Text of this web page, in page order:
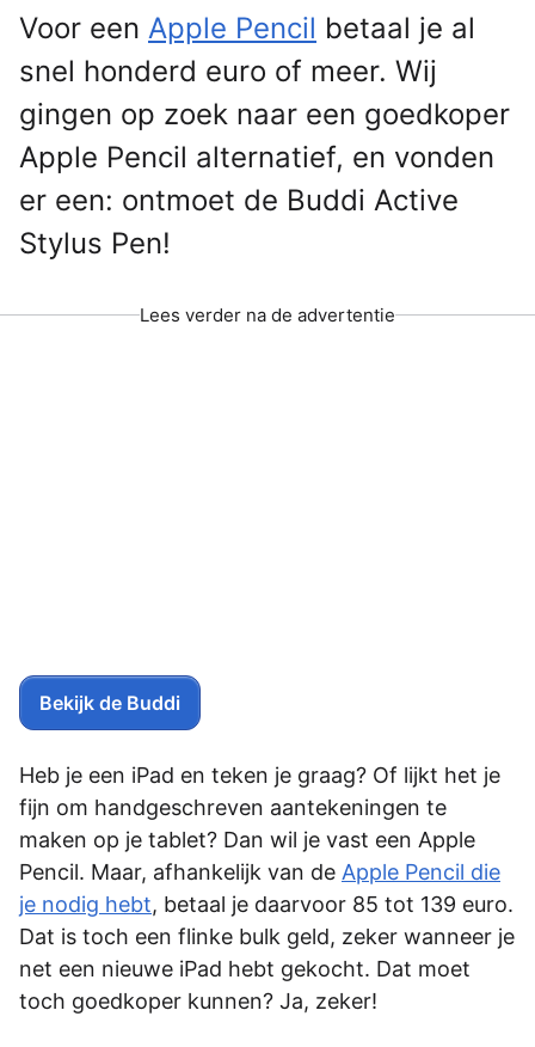
Voor een Apple Pencil betaal je al
snel honderd euro of meer. Wij
gingen op zoek naar een goedkoper
Apple Pencil alternatief, en vonden
er een: ontmoet de Buddi Active
Stylus Pen!
Lees verder na de advertentie
Bekijk de Buddi
Heb je een iPad en teken je graag? Of lijkt het je
fijn om handgeschreven aantekeningen te
maken op je tablet? Dan wil je vast een Apple
Pencil. Maar, afhankelijk van de Apple Pencil die
je nodig hebt, betaal je daarvoor 85 tot 139 euro.
Dat is toch een flinke bulk geld, zeker wanneer je
net een nieuwe iPad hebt gekocht. Dat moet
toch goedkoper kunnen? Ja, zeker!